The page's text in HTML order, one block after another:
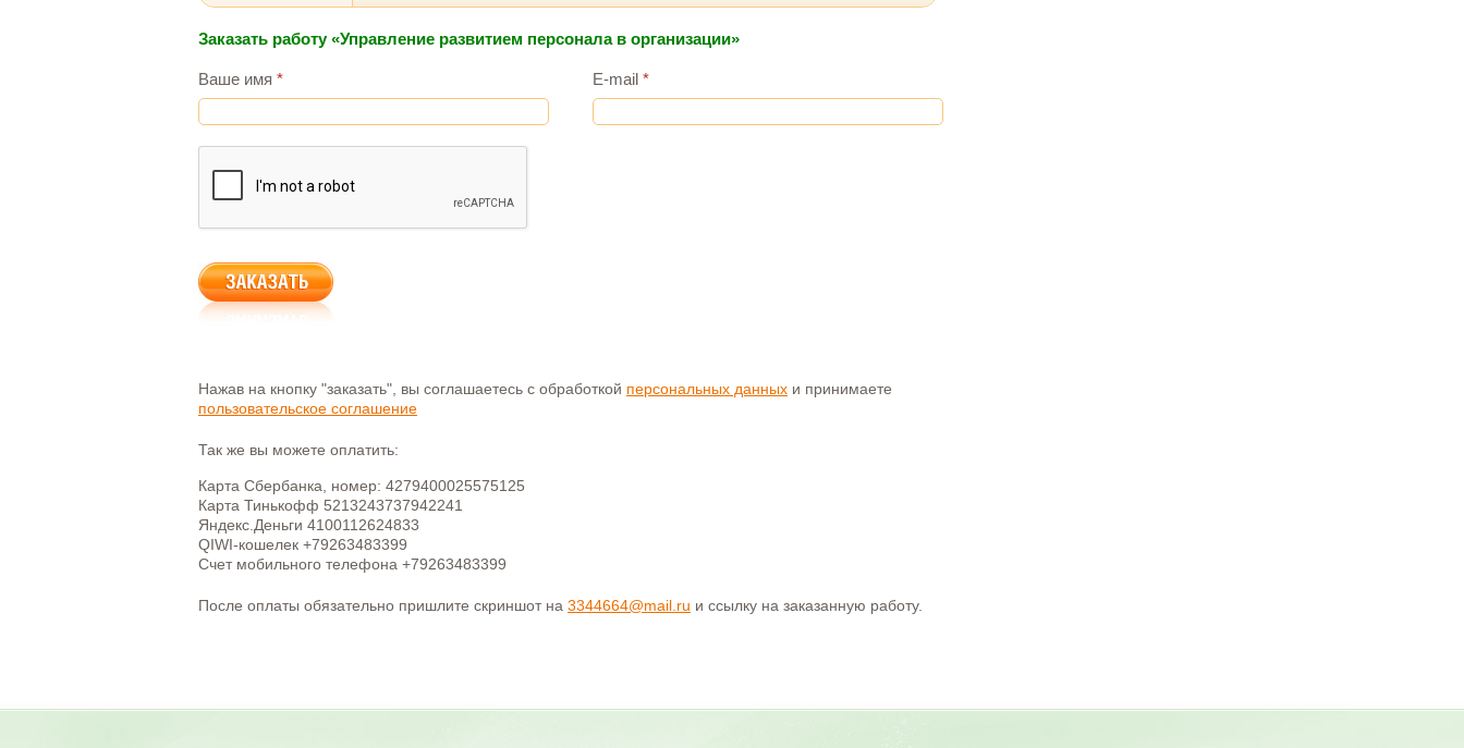
Заказать работу «Управление развитием персонала в организации»
Ваше имя * E-mail *
Нажав на кнопку "заказать", вы соглашаетесь с обработкой персональных данных и принимаете
пользовательское соглашение
Так же вы можете оплатить:
Карта Сбербанка, номер: 4279400025575125
Карта Тинькофф 5213243737942241
Яндекс.Деньги 4100112624833
QIWI-кошелек +79263483399
Счет мобильного телефона +79263483399
После оплаты обязательно пришлите скриншот на 3344664@mail.ru и ссылку на заказанную работу.